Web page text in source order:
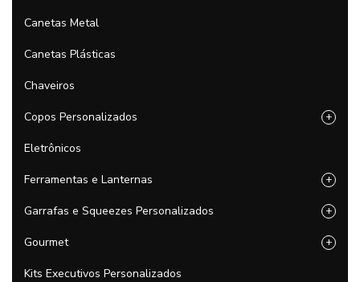
Canetas Metal
Canetas Plásticas
Chaveiros
Copos Personalizados +
Eletrônicos
Ferramentas e Lanternas +
Garrafas e Squeezes Personalizados +
Gourmet +
Kits Executivos Personalizados